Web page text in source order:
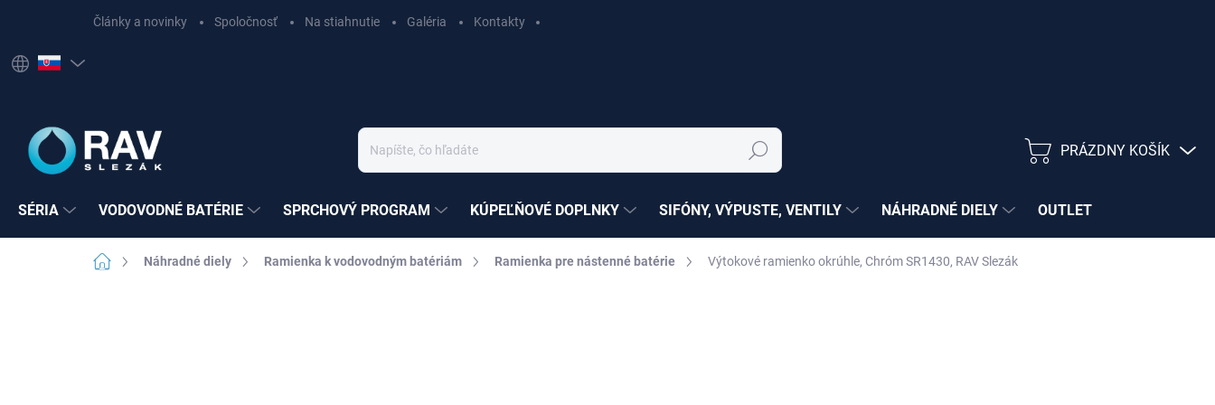
Články a novinky Spoločnosť Na stiahnutie Galéria Kontakty
Hľadať
NÁKUPNÝ
PRÁZDNY KOŠÍK
SÉRIA VODOVODNÉ BATÉRIE SPRCHOVÝ PROGRAM KÚPEĽŇOVÉ DOPLNKY SIFÓNY, VÝPUSTE, VENTILY NÁHRADNÉ DIELY OUTLET
DomovNáhradné diely Ramienka k vodovodným batériám Ramienka pre nástenné batérie Výtokové ramienko okrúhle, Chróm SR1430, RAV Slezák